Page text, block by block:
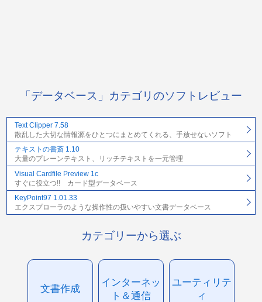
「データベース」カテゴリのソフトレビュー
Text Clipper 7.58
散乱した大切な情報源をひとつにまとめてくれる、手放せないソフト
テキストの書斎 1.10
大量のプレーンテキスト、リッチテキストを一元管理
Visual Cardfile Preview 1c
すぐに役立つ!! カード型データベース
KeyPoint97 1.01.33
エクスプローラのような操作性の扱いやすい文書データベース
カテゴリーから選ぶ
文書作成
インターネッ
ト＆通信
ユーティリテ
ィ